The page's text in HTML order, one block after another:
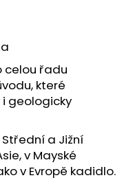
celou řadu
které
geologicky
a Jižní
v Mayské
v Evropě kadidlo.